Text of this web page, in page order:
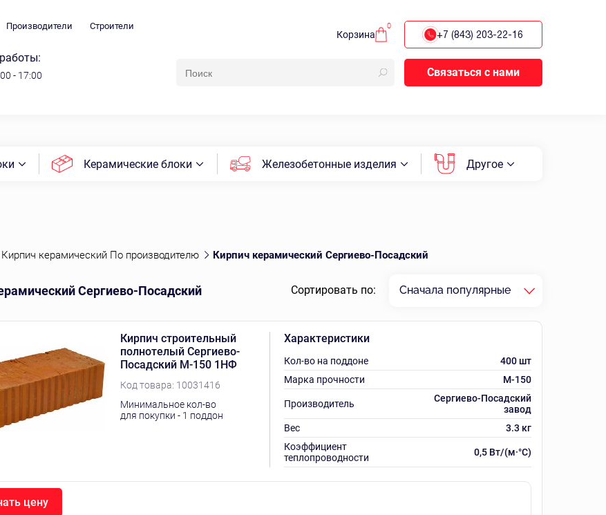
Производители
Строители
Корзина
0
+7 (843) 203-22-16
- 17:00 Связаться с нами
Керамические блоки Железобетонные изделия Другое
Кирпич керамический По производителю Кирпич керамический Сергиево-Посадский
Сергиево-Посадский Сортировать по: Сначала популярные
Кирпич строительный
полнотелый Сергиево-
Посадский М-150 1НФ
Код товара: 10031416
Минимальное кол-во
для покупки - 1 поддон
Характеристики
Кол-во на поддоне
400 шт
Марка прочности
M-150
Производитель
Сергиево-Посадский
завод
Вес
3.3 кг
Коэффициент
теплопроводности
0,5 Вт/(м·°C)
цену